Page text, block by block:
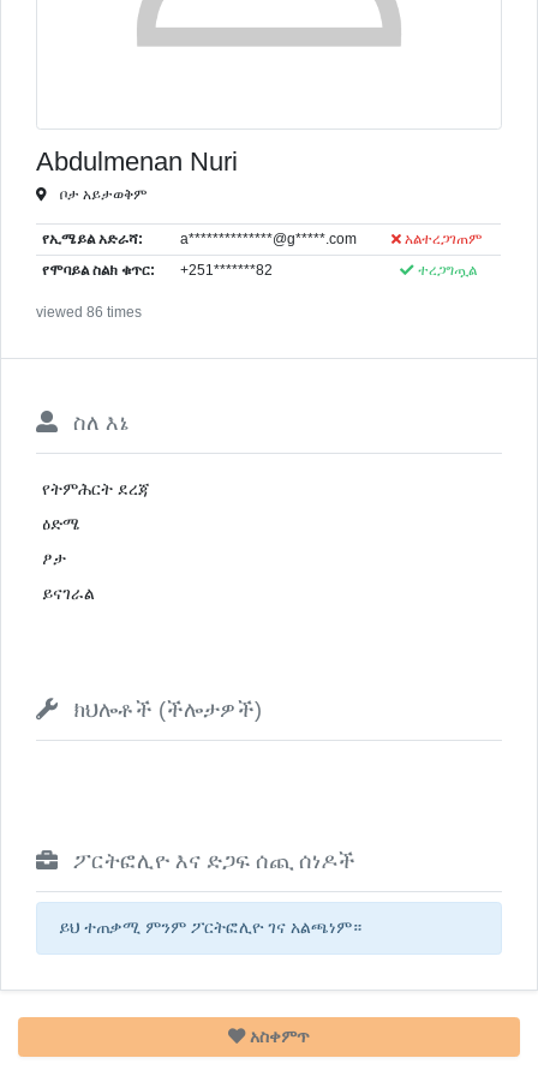
Abdulmenan Nuri
ቦታ አይታወቅም
የኢሜይል አድራሻ: a**************@g*****.com አልተረጋገጠም
የሞባይል ስልክ ቁጥር: +251*******82 ተረጋግጧል
viewed 86 times
ስለ እኔ
የትምሕርት ደረጃ
ዕድሜ
ፆታ
ይናገራል
ክህሎቶች (ችሎታዎች)
ፖርትፎሊዮ እና ድጋፍ ሰጪ ሰነዶች
ይህ ተጠቃሚ ምንም ፖርትፎሊዮ ገና አልጫነም።
አስቀምጥ